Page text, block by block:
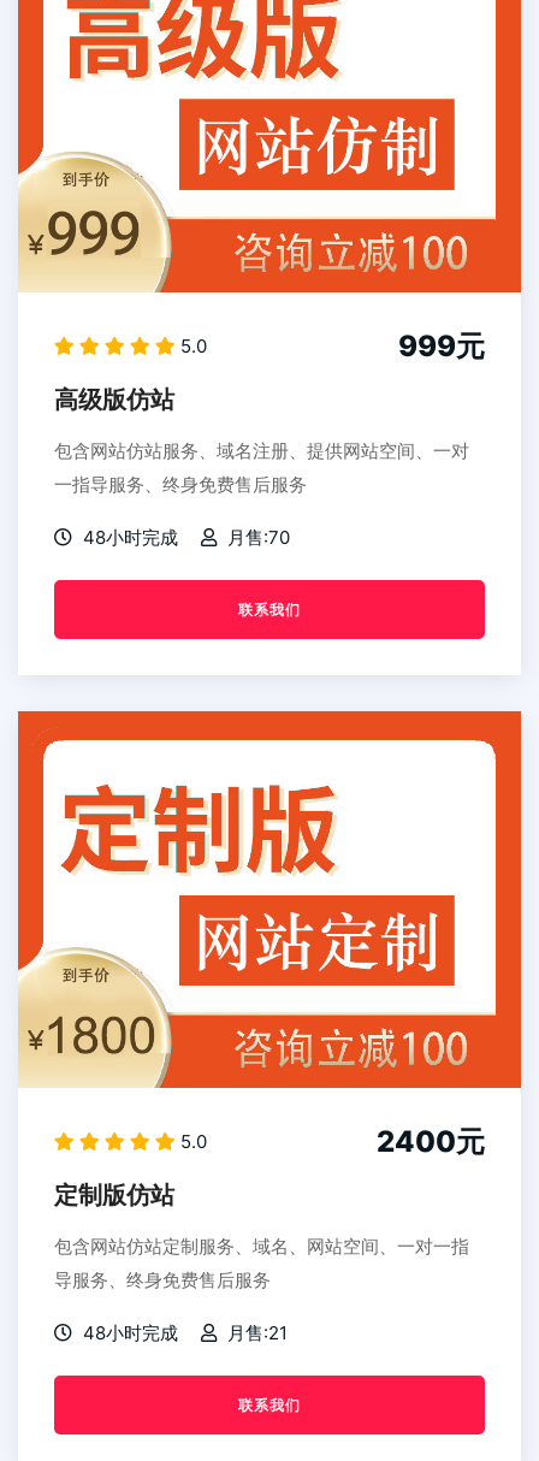
5.0 999元
高级版仿站
包含网站仿站服务、域名注册、提供网站空间、一对
一指导服务、终身免费售后服务
48小时完成 月售:70
联系我们
5.0 2400元
定制版仿站
包含网站仿站定制服务、域名、网站空间、一对一指
导服务、终身免费售后服务
48小时完成 月售:21
联系我们